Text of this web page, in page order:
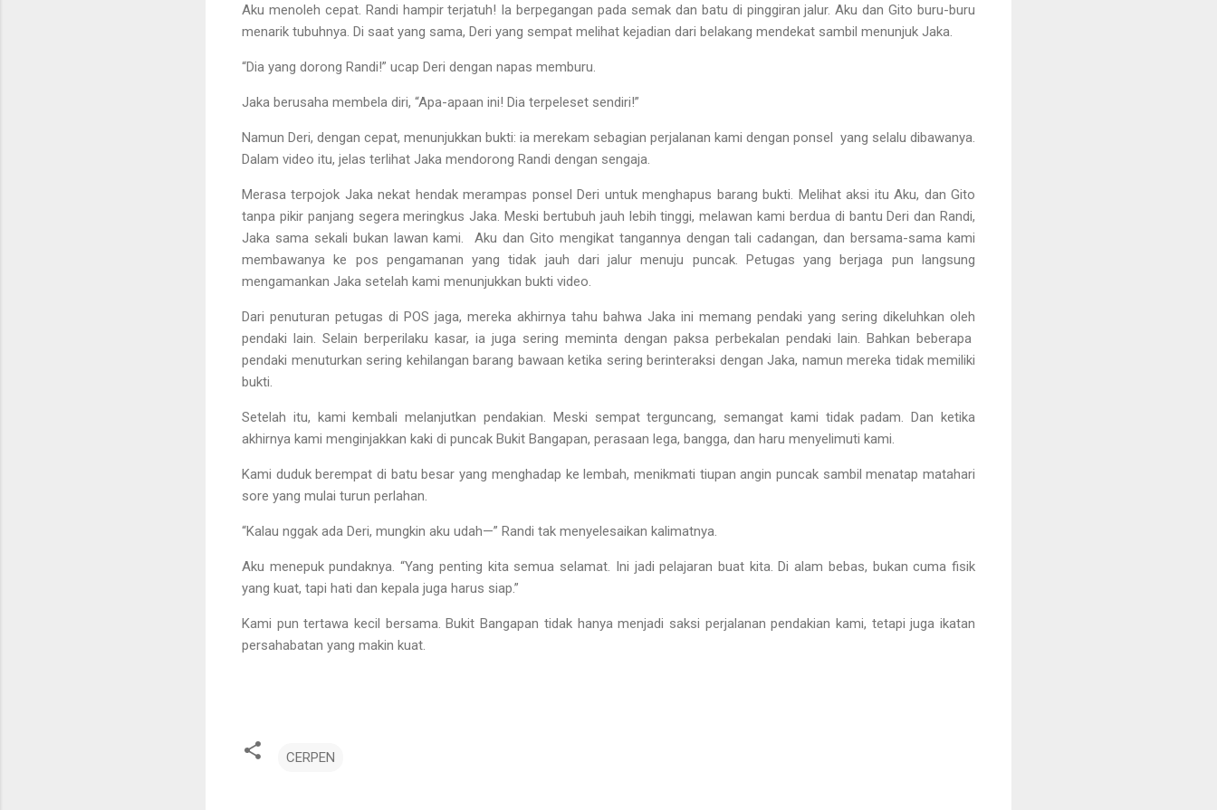
Aku menoleh cepat. Randi hampir terjatuh! Ia berpegangan pada semak dan batu di pinggiran jalur. Aku dan Gito buru-buru
menarik tubuhnya. Di saat yang sama, Deri yang sempat melihat kejadian dari belakang mendekat sambil menunjuk Jaka.
“Dia yang dorong Randi!” ucap Deri dengan napas memburu.
Jaka berusaha membela diri, “Apa-apaan ini! Dia terpeleset sendiri!”
Namun Deri, dengan cepat, menunjukkan bukti: ia merekam sebagian perjalanan kami dengan ponsel yang selalu dibawanya.
Dalam video itu, jelas terlihat Jaka mendorong Randi dengan sengaja.
Merasa terpojok Jaka nekat hendak merampas ponsel Deri untuk menghapus barang bukti. Melihat aksi itu Aku, dan Gito
tanpa pikir panjang segera meringkus Jaka. Meski bertubuh jauh lebih tinggi, melawan kami berdua di bantu Deri dan Randi,
Jaka sama sekali bukan lawan kami. Aku dan Gito mengikat tangannya dengan tali cadangan, dan bersama-sama kami
membawanya ke pos pengamanan yang tidak jauh dari jalur menuju puncak. Petugas yang berjaga pun langsung
mengamankan Jaka setelah kami menunjukkan bukti video.
Dari penuturan petugas di POS jaga, mereka akhirnya tahu bahwa Jaka ini memang pendaki yang sering dikeluhkan oleh
pendaki lain. Selain berperilaku kasar, ia juga sering meminta dengan paksa perbekalan pendaki lain. Bahkan beberapa
pendaki menuturkan sering kehilangan barang bawaan ketika sering berinteraksi dengan Jaka, namun mereka tidak memiliki
bukti.
Setelah itu, kami kembali melanjutkan pendakian. Meski sempat terguncang, semangat kami tidak padam. Dan ketika
akhirnya kami menginjakkan kaki di puncak Bukit Bangapan, perasaan lega, bangga, dan haru menyelimuti kami.
Kami duduk berempat di batu besar yang menghadap ke lembah, menikmati tiupan angin puncak sambil menatap matahari
sore yang mulai turun perlahan.
“Kalau nggak ada Deri, mungkin aku udah—” Randi tak menyelesaikan kalimatnya.
Aku menepuk pundaknya. “Yang penting kita semua selamat. Ini jadi pelajaran buat kita. Di alam bebas, bukan cuma fisik
yang kuat, tapi hati dan kepala juga harus siap.”
Kami pun tertawa kecil bersama. Bukit Bangapan tidak hanya menjadi saksi perjalanan pendakian kami, tetapi juga ikatan
persahabatan yang makin kuat.
CERPEN